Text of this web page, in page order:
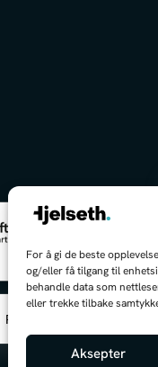
For å gi de beste
og/eller få tilgang til
behandle data som
eller trekke tilbake
Aksepter
Denne
PS: Jeg er fremdeles